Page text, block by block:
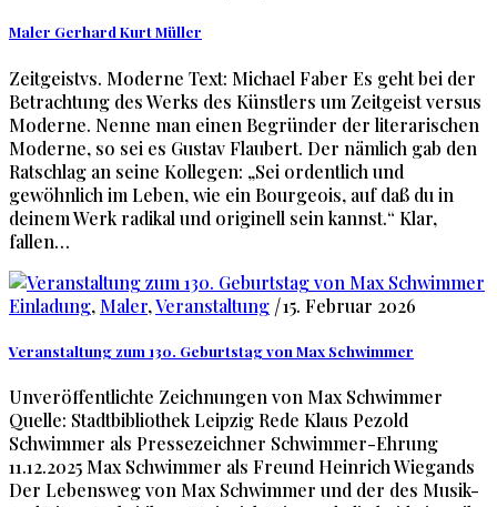
Maler Gerhard Kurt Müller
Zeitgeistvs. Moderne Text: Michael Faber Es geht bei der
Betrachtung des Werks des Künstlers um Zeitgeist versus
Moderne. Nenne man einen Begründer der literarischen
Moderne, so sei es Gustav Flaubert. Der nämlich gab den
Ratschlag an seine Kollegen: „Sei ordentlich und
gewöhnlich im Leben, wie ein Bourgeois, auf daß du in
deinem Werk radikal und originell sein kannst.“ Klar,
fallen…
Einladung, Maler,Veranstaltung |15. Februar 2026
Veranstaltung zum 130. Geburtstag von Max Schwimmer
Unveröffentlichte Zeichnungen von Max Schwimmer
Quelle: Stadtbibliothek Leipzig Rede Klaus Pezold
Schwimmer als Pressezeichner Schwimmer-Ehrung
11.12.2025 Max Schwimmer als Freund Heinrich Wiegands
Der Lebensweg von Max Schwimmer und der des Musik-